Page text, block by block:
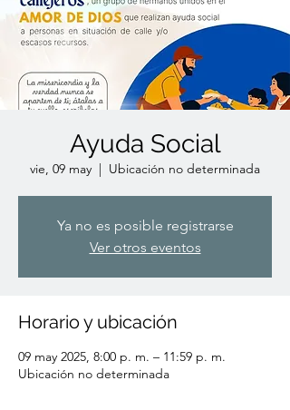
Ayuda Social
vie, 09 may
  |
Ubicación no determinada
Ya no es posible registrarse
Ver otros eventos
Horario y ubicación
09 may 2025, 8:00 p. m. – 11:59 p. m.
Ubicación no determinada